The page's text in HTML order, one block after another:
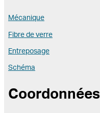
Mécanique
Fibre de verre
Entreposage
Schéma
Coordonnées